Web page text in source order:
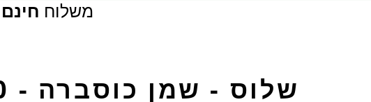
משלוח חינם
שלוס - שמן כוסברה - 10 מ"ל